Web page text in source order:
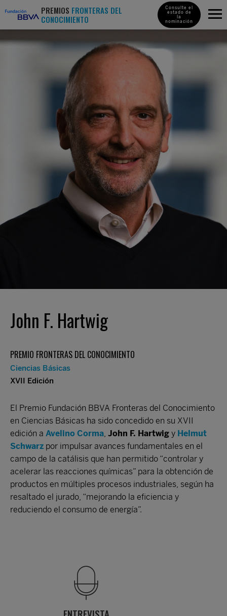
PREMIOS FRONTERAS DEL
CONOCIMIENTO
Consulte el
estado de
la
nominación
John F. Hartwig
PREMIO FRONTERAS DEL CONOCIMIENTO
Ciencias Básicas
XVII Edición
El Premio Fundación BBVA Fronteras del Conocimiento
en Ciencias Básicas ha sido concedido en su XVII
edición a Avelino Corma, John F. Hartwig y Helmut
Schwarz por impulsar avances fundamentales en el
campo de la catálisis que han permitido “controlar y
acelerar las reacciones químicas” para la obtención de
productos en múltiples procesos industriales, según ha
resaltado el jurado, “mejorando la eficiencia y
reduciendo el consumo de energía”.